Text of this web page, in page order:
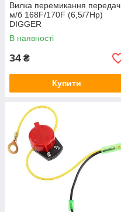
Вилка перемикання передач
м/б 168F/170F (6,5/7Hp)
DIGGER
В наявності
34 ₴
Купити